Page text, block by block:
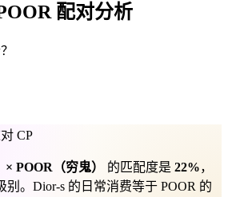
配对分析
CP
× POOR （穷鬼） 的匹配度是 22%，
别。 Dior-s 的日常消费等于 POOR 的